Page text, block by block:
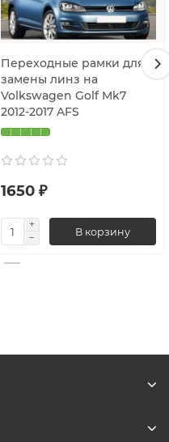
Переходные рамки для
замены линз на
Volkswagen Golf Mk7
2012-2017 AFS
1650 ₽
В корзину